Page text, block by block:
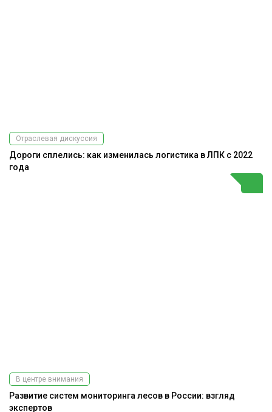
Отраслевая дискуссия
Дороги сплелись: как изменилась логистика в ЛПК с 2022
года
В центре внимания
Развитие систем мониторинга лесов в России: взгляд
экспертов